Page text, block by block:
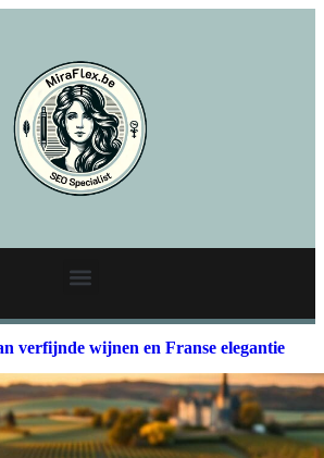
verfijnde wijnen en Franse elegantie